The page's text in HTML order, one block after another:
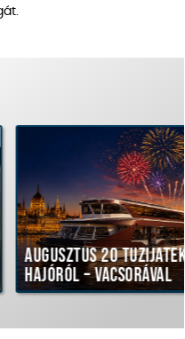
20 tűzijáték
vacsorával